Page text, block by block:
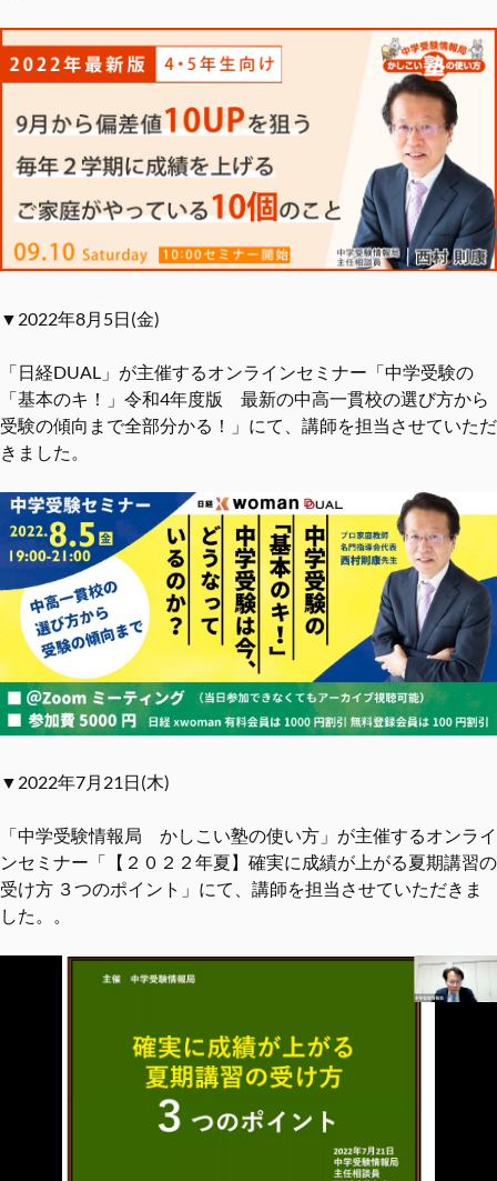
▼2022年8月5日(金)
「日経DUAL」が主催するオンラインセミナー「中学受験の
「基本のキ！」令和4年度版 最新の中高一貫校の選び方から
受験の傾向まで全部分かる！」にて、講師を担当させていただ
きました。
▼2022年7月21日(木)
「中学受験情報局 かしこい塾の使い方」が主催するオンライ
ンセミナー「【２０２２年夏】確実に成績が上がる夏期講習の
受け方 ３つのポイント」にて、講師を担当させていただきま
した。。